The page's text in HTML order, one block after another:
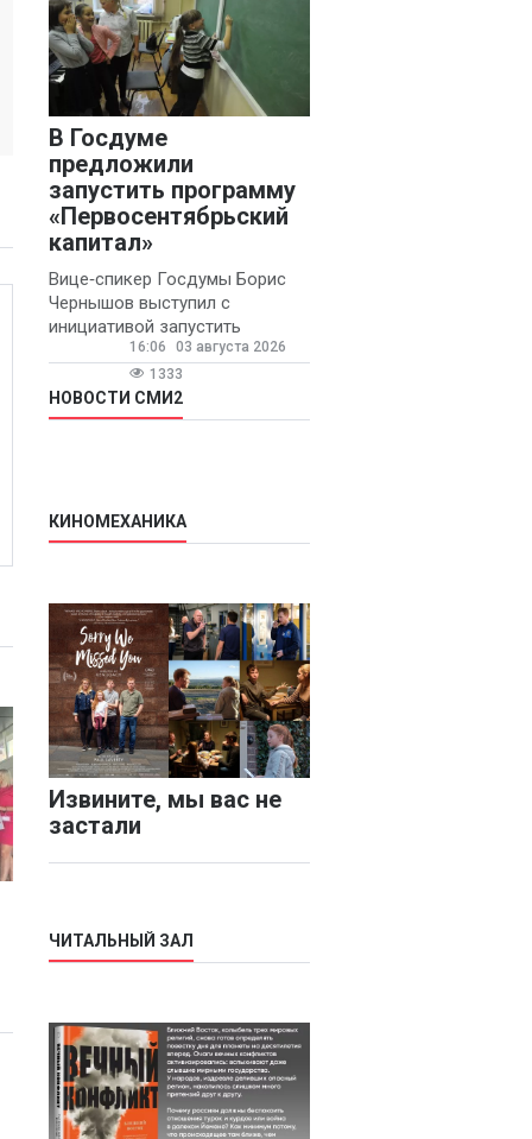
В Госдуме
предложили
запустить программу
«Первосентябрьский
капитал»
Вице‑спикер Госдумы Борис
Чернышов выступил с
инициативой запустить
ежегодную федеральную
программу
«Первосентябрьский капитал»
- она предполагает
16:06
03 августа 2026
1333
НОВОСТИ СМИ2
КИНОМЕХАНИКА
Извините, мы вас не
застали
ЧИТАЛЬНЫЙ ЗАЛ